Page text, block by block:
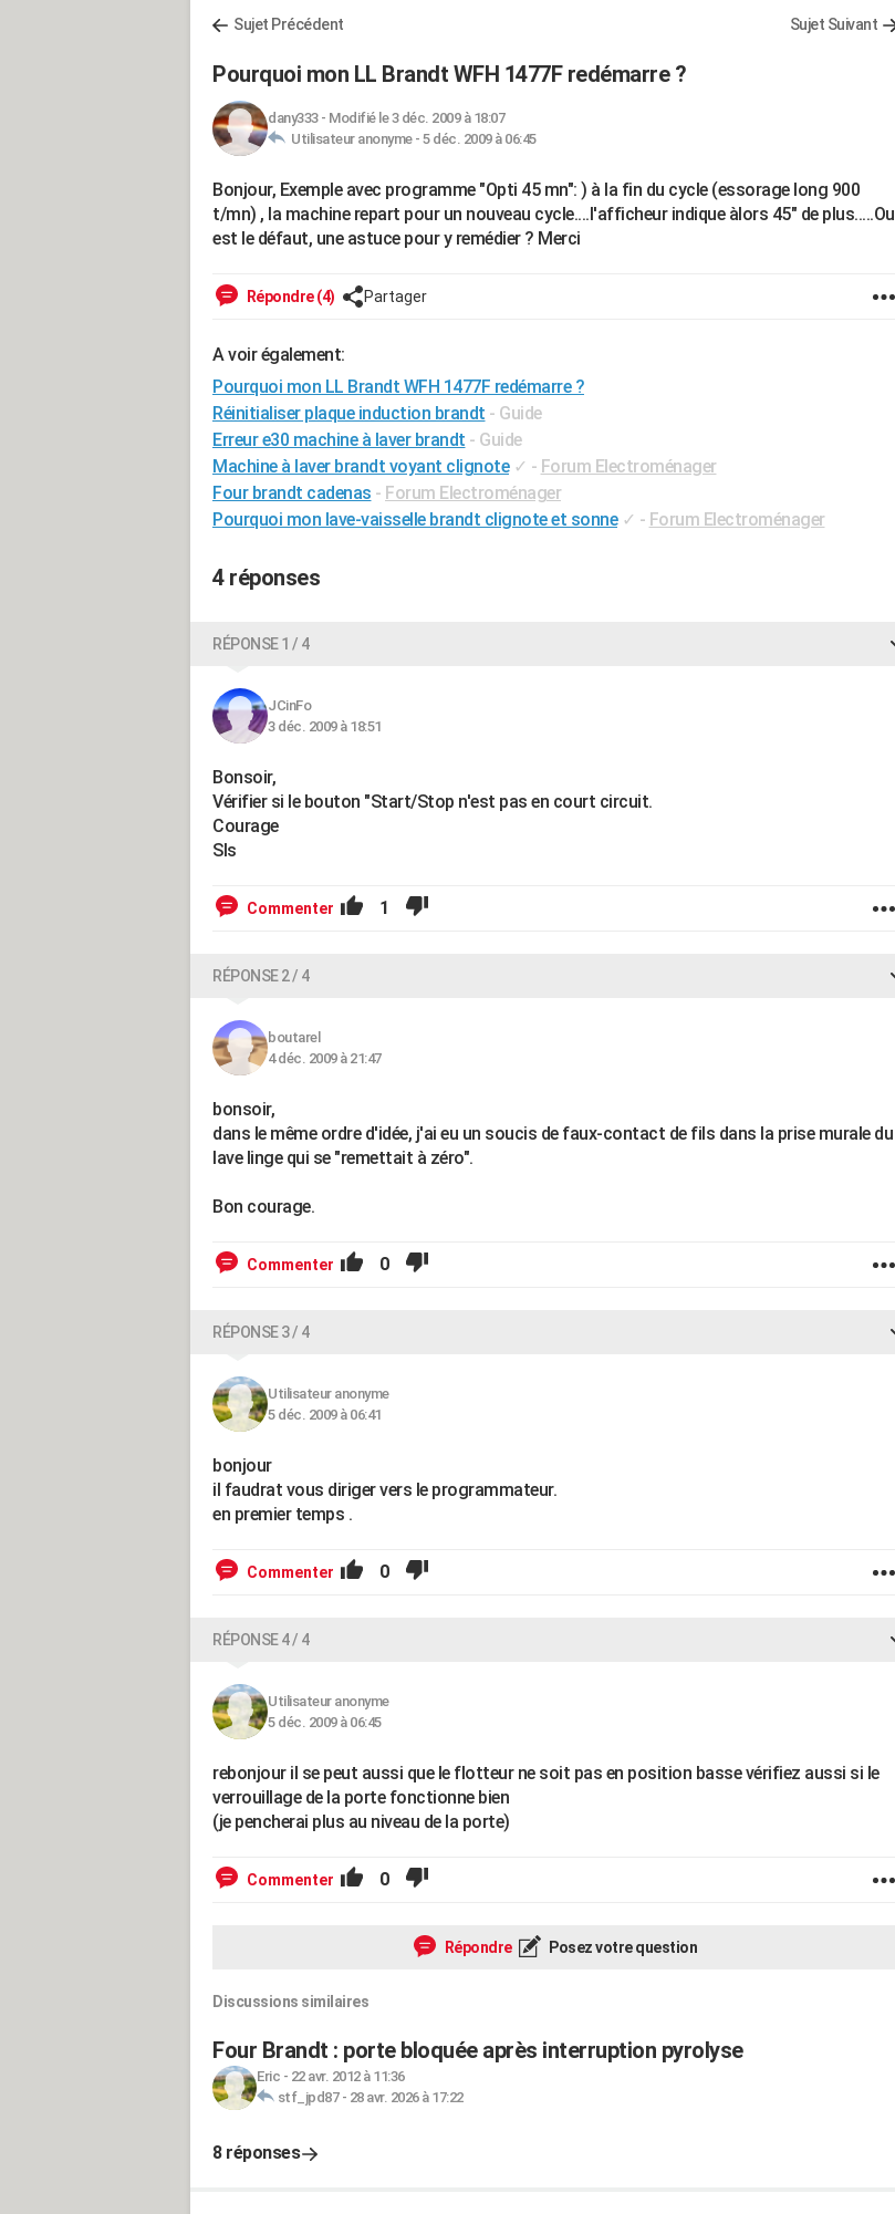
Sujet Précédent Sujet Suivant
Pourquoi mon LL Brandt WFH 1477F redémarre ?
dany333- Modifié le 3 déc. 2009 à 18:07
Utilisateur anonyme - 5 déc. 2009 à 06:45
Bonjour, Exemple avec programme "Opti 45 mn": ) à la fin du cycle (essorage long 900
t/mn) , la machine repart pour un nouveau cycle....l'afficheur indique àlors 45" de plus.....Ou
est le défaut, une astuce pour y remédier ? Merci
Répondre (4) Partager
A voir également:
Pourquoi mon LL Brandt WFH 1477F redémarre ?
Réinitialiser plaque induction brandt - Guide
Erreur e30 machine à laver brandt - Guide
Machine à laver brandt voyant clignote ✓ - Forum Electroménager
Four brandt cadenas - Forum Electroménager
Pourquoi mon lave-vaisselle brandt clignote et sonne ✓ - Forum Electroménager
4 réponses
RÉPONSE 1 / 4
JCinFo
3 déc. 2009 à 18:51
Bonsoir,
Vérifier si le bouton "Start/Stop n'est pas en court circuit.
Courage
Sls
Commenter 1
RÉPONSE 2 / 4
boutarel
4 déc. 2009 à 21:47
bonsoir,
dans le même ordre d'idée, j'ai eu un soucis de faux-contact de fils dans la prise murale du
lave linge qui se "remettait à zéro".
Bon courage.
Commenter 0
RÉPONSE 3 / 4
Utilisateur anonyme
5 déc. 2009 à 06:41
bonjour
il faudrat vous diriger vers le programmateur.
en premier temps .
Commenter 0
RÉPONSE 4 / 4
Utilisateur anonyme
5 déc. 2009 à 06:45
rebonjour il se peut aussi que le flotteur ne soit pas en position basse vérifiez aussi si le
verrouillage de la porte fonctionne bien
(je pencherai plus au niveau de la porte)
Commenter 0
Répondre Posez votre question
Discussions similaires
Four Brandt : porte bloquée après interruption pyrolyse
Eric - 22 avr. 2012 à 11:36
stf_jpd87- 28 avr. 2026 à 17:22
8 réponses